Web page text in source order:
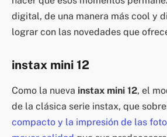
digital, de una manera más cool y
lograr con las novedades que
instax mini 12
Como la nueva instax mini 12, el
de la clásica serie instax, que
compacto y la impresión de las